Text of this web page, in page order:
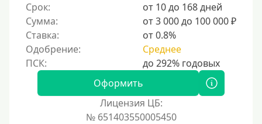
Срок:
от 10 до 168 дней
Сумма:
от 3 000 до 100 000 ₽
Ставка:
от 0.8%
Одобрение:
Среднее
Оформить
Лицензия ЦБ:
№ 651403550005450